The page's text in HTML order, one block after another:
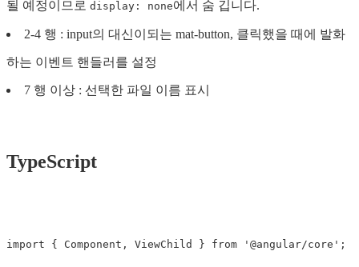
될 예정이므로 display: none에서 숨 깁니다.
2-4 행 : input의 대신이되는 mat-button, 클릭했을 때에 발화
하는 이벤트 핸들러를 설정
7 행 이상 : 선택한 파일 이름 표시
TypeScript
import { Component , ViewChild } from ' @angular/core ' ;